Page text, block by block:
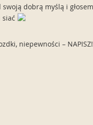
dobrą myślą i
niepewności – NAPISZ!